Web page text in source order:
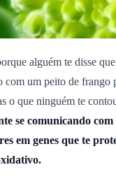
alguém te disse
com um peito de frango
o que ninguém te
se comunicando
em genes que te